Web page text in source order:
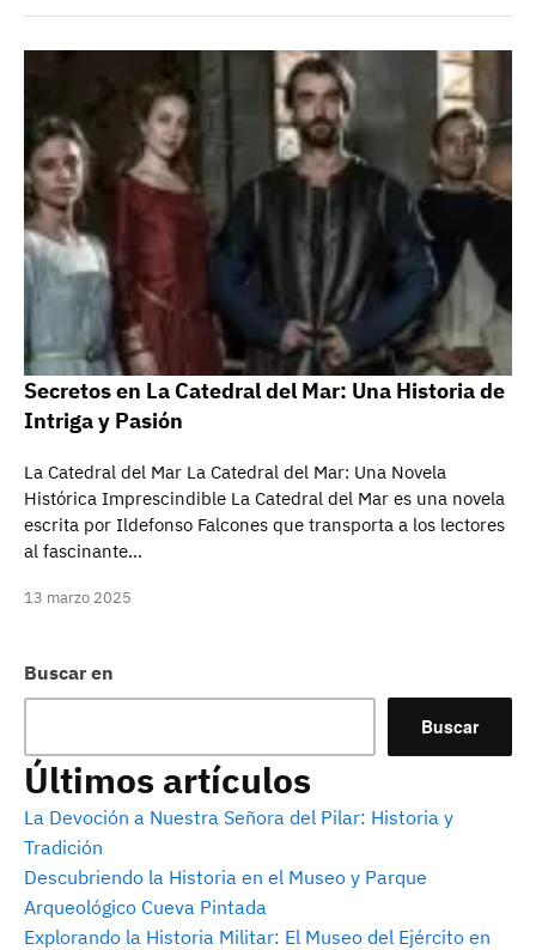
Buscar en
Buscar
Últimos artículos
La Devoción a Nuestra Señora del Pilar: Historia y
Tradición
Descubriendo la Historia en el Museo y Parque
Arqueológico Cueva Pintada
Explorando la Historia Militar: El Museo del Ejército en
Secretos en La Catedral del Mar: Una Historia de
Intriga y Pasión
La Catedral del Mar La Catedral del Mar: Una Novela
Histórica Imprescindible La Catedral del Mar es una novela
escrita por Ildefonso Falcones que transporta a los lectores
al fascinante…
13 marzo 2025